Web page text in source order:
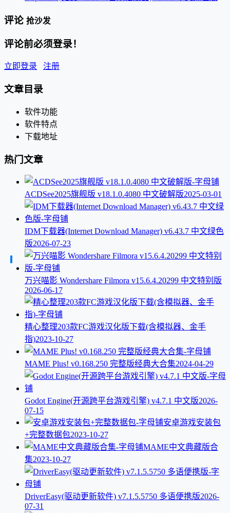
评论 抢沙发
评论前必须登录！
立即登录 注册
文章目录
软件功能
软件特点
下载地址
热门文章
ACDSee2025旗舰版 v18.1.0.4080 中文破解版2025-03-01
IDM下载器(Internet Download Manager) v6.43.7 中文绿色
版2026-07-23
万兴喵影 Wondershare Filmora v15.6.4.20299 中文特别版
2026-06-17
精心整理203款FC游戏汉化版下载(含模拟器、金手
指)2023-10-27
MAME Plus! v0.168.250 完整版经典大合集2024-04-29
Godot Engine(开源跨平台游戏引擎) v4.7.1 中文版2026-
07-15
安卓游戏安装包
+完整数据包2023-10-27
MAME中文典藏版合
集2023-10-27
DriverEasy(驱动更新软件) v7.1.5.5750 多语便携版2026-
07-31